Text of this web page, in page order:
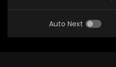
Auto Next